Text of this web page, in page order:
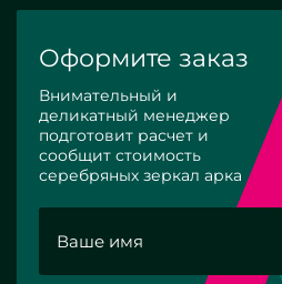
Оформите заказ
Внимательный и
деликатный менеджер
подготовит расчет и
сообщит стоимость
серебряных зеркал арка